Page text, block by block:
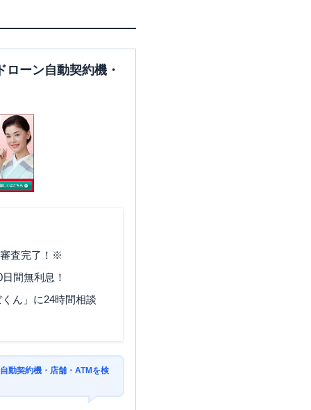
ローン自動契約機・
査完了！※
間無利息！
ん」に24時間相談
動契約機・店舗・ATMを検